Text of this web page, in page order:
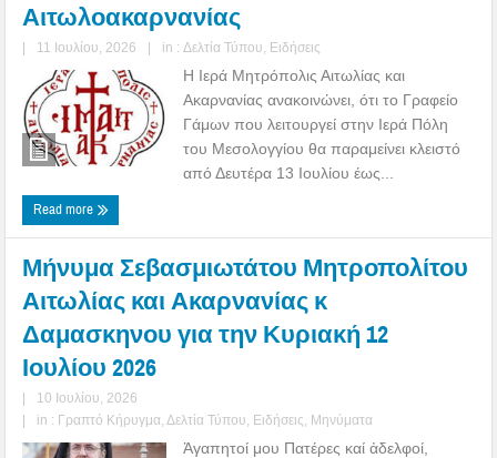
Αιτωλοακαρνανίας
| 11 Ιουλίου, 2026 | in : Δελτία Τύπου Ειδήσεις
Η Ιερά Μητρόπολις Αιτωλίας και
Ακαρνανίας ανακοινώνει, ότι το Γραφείο
Γάμων που λειτουργεί στην Ιερά Πόλη
του Μεσολογγίου θα παραμείνει κλειστό
από Δευτέρα 13 Ιουλίου έως...
Read more
Μήνυμα Σεβασμιωτάτου Μητροπολίτου
Αιτωλίας και Ακαρνανίας κ
Δαμασκηνου για την Κυριακή 12
Ιουλίου 2026
|
10 Ιουλίου, 2026
|
in : Γραπτό Κήρυγμα Δελτία Τύπου Ειδήσεις Μηνύματα
Ἀγαπητοί μου Πατέρες καί ἀδελφοί,